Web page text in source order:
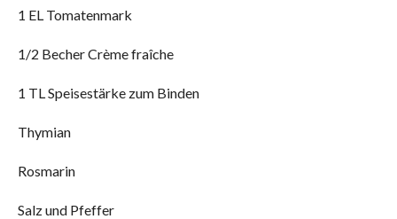
1 EL Tomatenmark
1/2 Becher Crème fraîche
1 TL Speisestärke zum Binden
Thymian
Rosmarin
Salz und Pfeffer